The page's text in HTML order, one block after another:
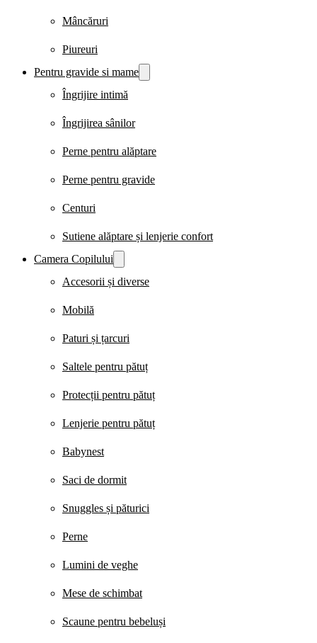
Mâncăruri
Piureuri
Pentru gravide si mame
Îngrijire intimă
Îngrijirea sânilor
Perne pentru alăptare
Perne pentru gravide
Centuri
Sutiene alăptare și lenjerie confort
Camera Copilului
Accesorii și diverse
Mobilă
Paturi și țarcuri
Saltele pentru pătuț
Protecții pentru pătuț
Lenjerie pentru pătuț
Babynest
Saci de dormit
Snuggles și păturici
Perne
Lumini de veghe
Mese de schimbat
Scaune pentru bebeluși